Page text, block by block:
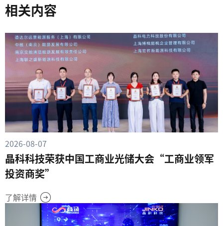
相关内容
2026-08-07
晶科科技荣获中国工商业光储大会“工商业领军
投资商奖”
了解详情